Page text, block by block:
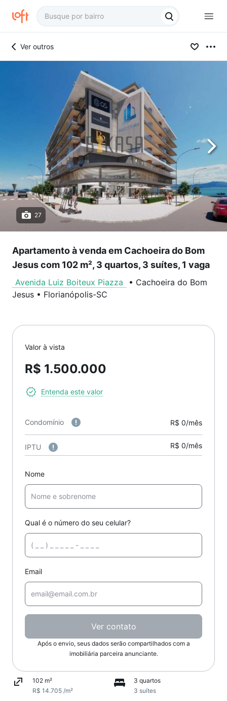
Ver outros
27
Apartamento à venda em Cachoeira do Bom
Jesus com 102 m², 3 quartos, 3 suítes, 1 vaga
Avenida Luiz Boiteux Piazza • Cachoeira do Bom
Jesus • Florianópolis-SC
Valor à vista
R$ 1.500.000
Entenda este valor
Condomínio R$ 0/mês
IPTU R$ 0/mês
Nome
Qual é o número do seu celular?
Email
Ver contato
Após o envio, seus dados serão compartilhados com a
imobiliária parceira anunciante.
102 m²
R$ 14.705 /m²
3 quartos
3 suítes